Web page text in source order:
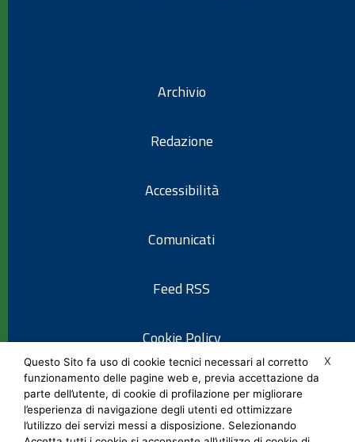
Archivio
Redazione
Accessibilità
Comunicati
Feed RSS
Cookie Policy
Informativa privacy
Note legali
X
Questo Sito fa uso di cookie tecnici necessari al corretto
funzionamento delle pagine web e, previa accettazione da
parte dell’utente, di cookie di profilazione per migliorare
l’esperienza di navigazione degli utenti ed ottimizzare
l’utilizzo dei servizi messi a disposizione. Selezionando